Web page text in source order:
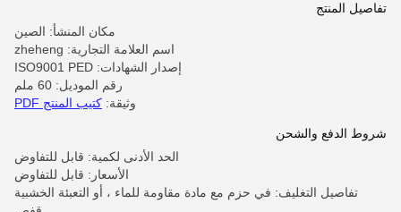
تفاصيل المنتج
مكان المنشأ: الصين
اسم العلامة التجارية: zheheng
إصدار الشهادات: ISO9001 PED
رقم الموديل: 60 ملم
وثيقة: كتيب المنتج PDF
شروط الدفع والشحن
الحد الأدنى لكمية: قابل للتفاوض
الأسعار: قابل للتفاوض
تفاصيل التغليف: في حزم مع مادة مقاومة للماء ، أو التعبئة الخشبية